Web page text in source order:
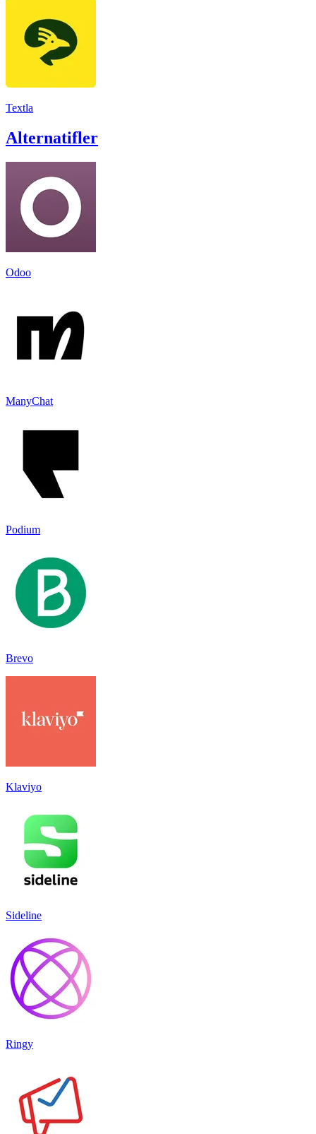
Textla
Alternatifler
Odoo
ManyChat
Podium
Brevo
Klaviyo
Sideline
Ringy